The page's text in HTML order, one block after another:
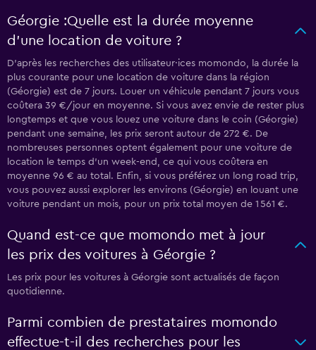
Géorgie :Quelle est la durée moyenne
d’une location de voiture ?
D’après les recherches des utilisateur·ices momondo, la durée la
plus courante pour une location de voiture dans la région
(Géorgie) est de 7 jours. Louer un véhicule pendant 7 jours vous
coûtera 39 €/jour en moyenne. Si vous avez envie de rester plus
longtemps et que vous louez une voiture dans le coin (Géorgie)
pendant une semaine, les prix seront autour de 272 €. De
nombreuses personnes optent également pour une voiture de
location le temps d’un week-end, ce qui vous coûtera en
moyenne 96 € au total. Enfin, si vous préférez un long road trip,
vous pouvez aussi explorer les environs (Géorgie) en louant une
voiture pendant un mois, pour un prix total moyen de 1 561 €.
Quand est-ce que momondo met à jour
les prix des voitures à Géorgie ?
Les prix pour les voitures à Géorgie sont actualisés de façon
quotidienne.
Parmi combien de prestataires momondo
effectue-t-il des recherches pour les